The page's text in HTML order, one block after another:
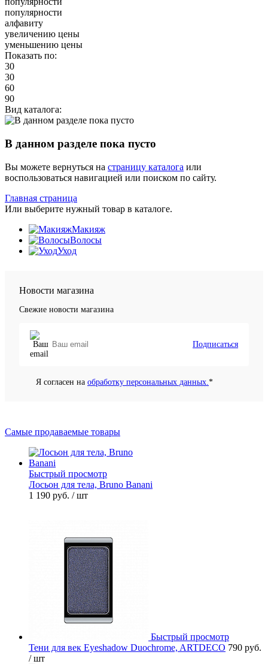
популярности
алфавиту
увеличению цены
уменьшению цены
Показать по:
30
30
60
90
Вид каталога:
В данном разделе пока пусто
Вы можете вернуться на страницу каталога или
воспользоваться навигацией или поиском по сайту.
Главная страница
Или выберите нужный товар в каталоге.
Макияж
Волосы
Уход
Новости магазина
Свежие новости магазина
Подписаться
Я согласен на обработку персональных данных. *
Самые продаваемые товары
Быстрый просмотр
Лосьон для тела, Bruno Banani
1 190 руб. / шт
Быстрый просмотр
Тени для век Eyeshadow Duochrome, ARTDECO 790 руб.
/ шт